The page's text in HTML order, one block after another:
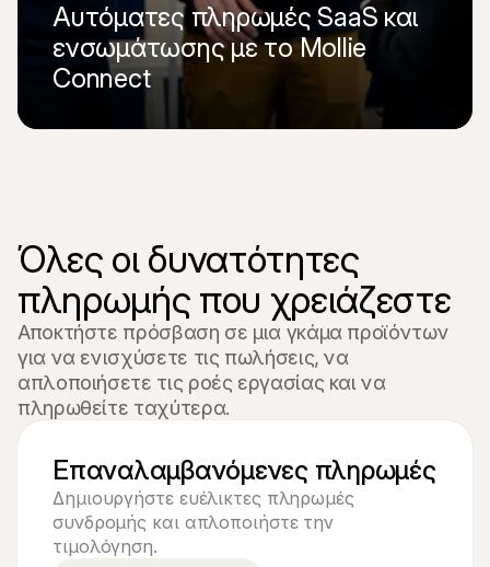
Αυτόματες πληρωμές SaaS και
ενσωμάτωσης με το Mollie
Connect
Όλες οι δυνατότητες
πληρωμής που χρειάζεστε
Αποκτήστε πρόσβαση σε μια γκάμα προϊόντων
για να ενισχύσετε τις πωλήσεις, να
απλοποιήσετε τις ροές εργασίας και να
πληρωθείτε ταχύτερα.
Επαναλαμβανόμενες πληρωμές
Δημιουργήστε ευέλικτες πληρωμές
συνδρομής και απλοποιήστε την
τιμολόγηση.